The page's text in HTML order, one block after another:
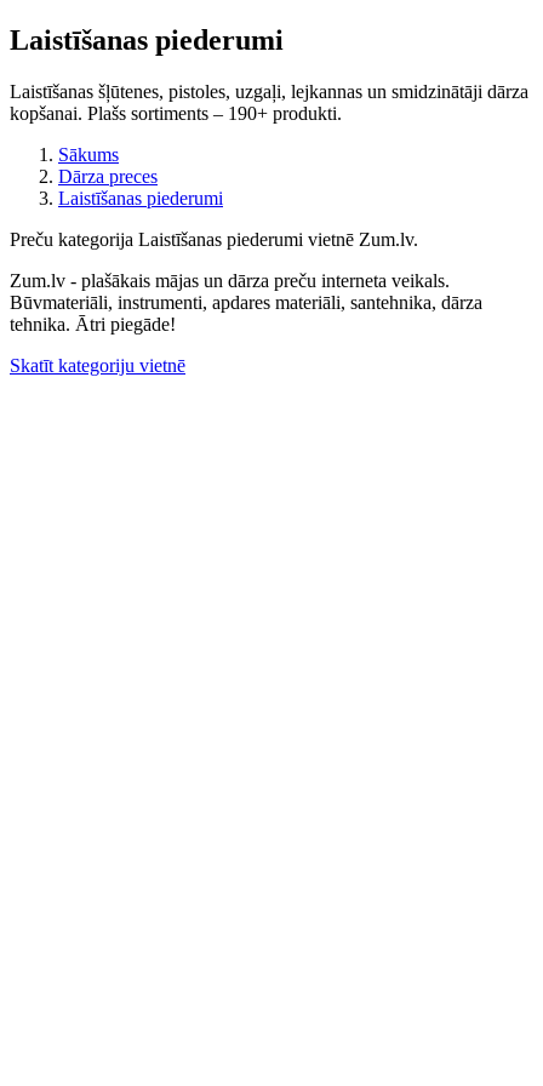
Laistīšanas piederumi
Laistīšanas šļūtenes, pistoles, uzgaļi, lejkannas un smidzinātāji dārza
kopšanai. Plašs sortiments – 190+ produkti.
Sākums
Dārza preces
Laistīšanas piederumi
Preču kategorija Laistīšanas piederumi vietnē Zum.lv.
Zum.lv - plašākais mājas un dārza preču interneta veikals.
Būvmateriāli, instrumenti, apdares materiāli, santehnika, dārza
tehnika. Ātri piegāde!
Skatīt kategoriju vietnē